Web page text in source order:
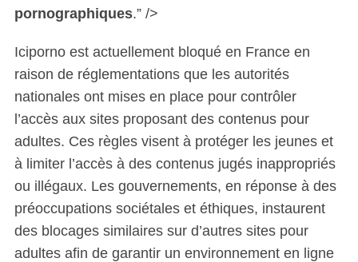
pornographiques.” />
Iciporno est actuellement bloqué en France en
raison de réglementations que les autorités
nationales ont mises en place pour contrôler
l’accès aux sites proposant des contenus pour
adultes. Ces règles visent à protéger les jeunes et
à limiter l’accès à des contenus jugés inappropriés
ou illégaux. Les gouvernements, en réponse à des
préoccupations sociétales et éthiques, instaurent
des blocages similaires sur d’autres sites pour
adultes afin de garantir un environnement en ligne